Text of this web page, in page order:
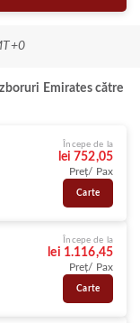
Emirates către
Începe de la
lei 752,05
Preț/ Pax
Carte
Începe de la
lei 1.116,45
Preț/ Pax
Carte